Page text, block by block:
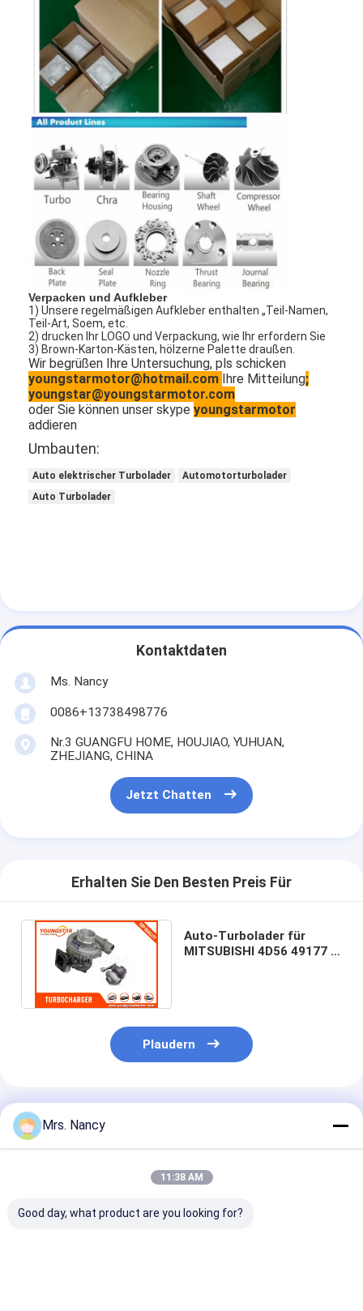
Zu Hause
Produkte
Videos
Über uns
Werksbesichtigung
Qualitätskontrolle
Kontakt mit uns
Jetzt Chatten
Motorzylinderzylinderblock
Maschine Pleuelstange
Zylinderkopf-Reparaturen
Zylinderkopfdichtung
Auto-Lenkpumpe
Motorventil-Klopf
Verpacken und Aufkleber
1)Unsere regelmäßigen Aufkleber enthalten „Teil-Namen,
Teil-Art, Soem, etc.
2) drucken Ihr LOGO und Verpackung, wie Ihr erfordern Sie
3) Brown-Karton-Kästen, hölzerne Palette draußen.
Wir begrüßen Ihre Untersuchung, pls schicken
youngstarmotor@hotmail.com Ihre Mitteilung;
youngstar@youngstarmotor.com
oder Sie können unser skypeyoungstarmotor
addieren
Umbauten:
Auto elektrischer Turbolader
Automotorturbolader
Auto Turbolader
Kontaktdaten
Ms. Nancy
0086+13738498776
Nr.3 GUANGFU HOME, HOUJIAO, YUHUAN,
ZHEJIANG, CHINA
Jetzt Chatten
Erhalten Sie Den Besten Preis Für
Auto-Turbolader für
MITSUBISHI 4D56 49177 -
Plaudern
Empfohlene Produkte
Mrs. Nancy
11:38 AM
Good day, what product are you looking for?